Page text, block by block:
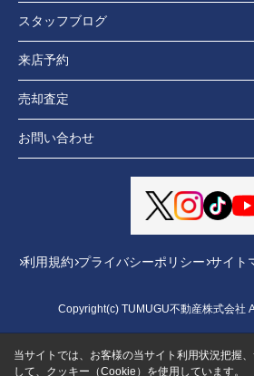
スタッフブログ
来店予約
売却査定
お問い合わせ
利用規約 プライバシーポリシー サイト
Copyright(c) TUMUGU不動産株式会社
当サイトでは、お客様の当サイト利用状況把握
して、クッキー（Cookie）を使用しています。